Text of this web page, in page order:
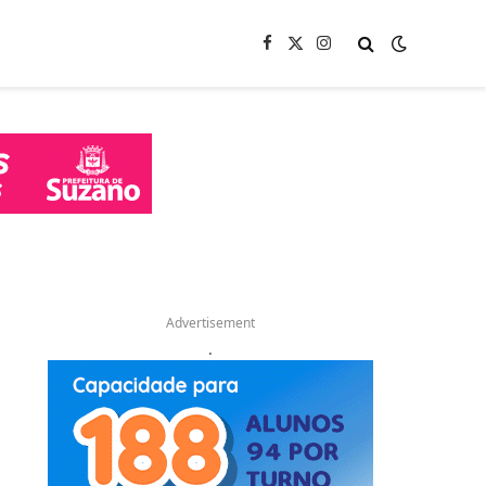
Facebook
X
Instagram
Advertisement
.